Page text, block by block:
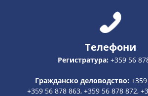
Телефони
Регистратура: +359 56
Гражданско деловодство:
+359 56 878 863, +359 56 878 872,